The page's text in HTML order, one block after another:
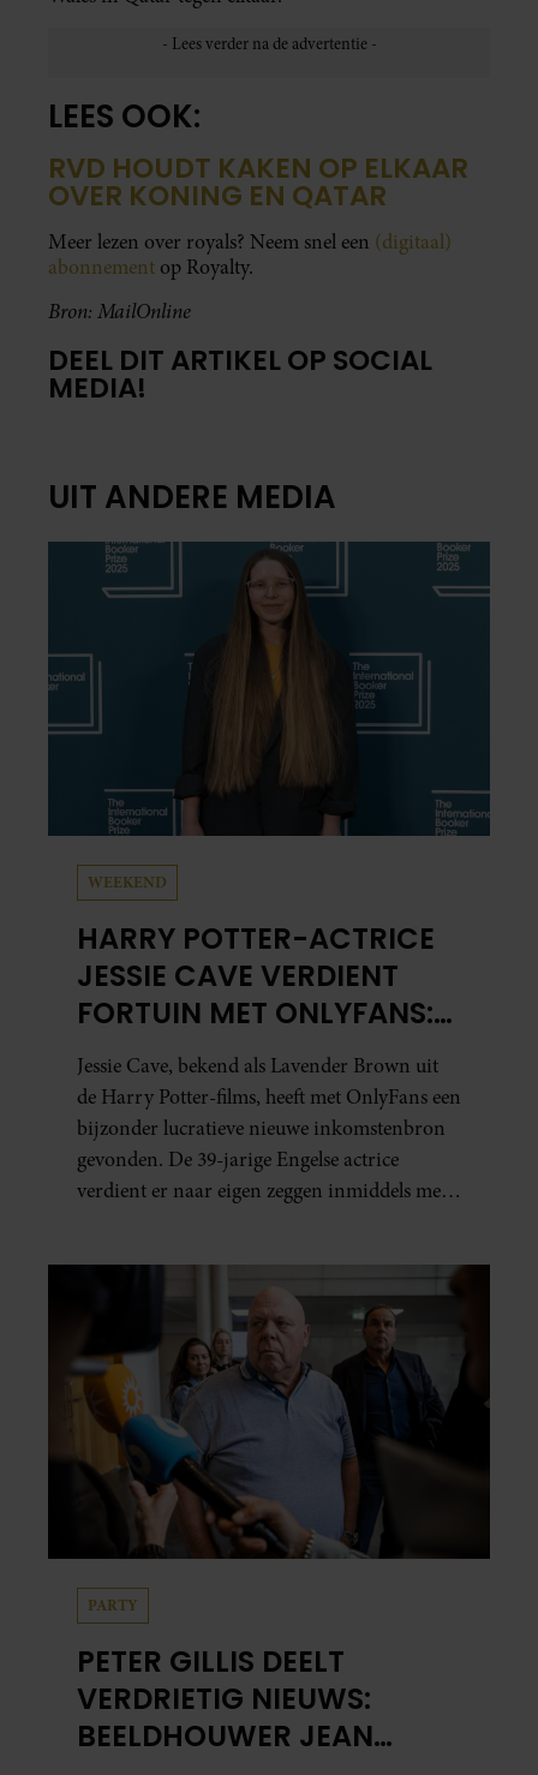
LEES OOK:
RVD HOUDT KAKEN OP ELKAAR
OVER KONING EN QATAR
Meer lezen over royals? Neem snel een (digitaal)
abonnement op Royalty.
Bron: MailOnline
DEEL DIT ARTIKEL OP SOCIAL
MEDIA!
UIT ANDERE MEDIA
WEEKEND
HARRY POTTER-ACTRICE
JESSIE CAVE VERDIENT
FORTUIN MET ONLYFANS:
‘MEER DAN IN HELE
ACTEERCARRIÈRE’
Jessie Cave, bekend als Lavender Brown uit
de Harry Potter-films, heeft met OnlyFans een
bijzonder lucratieve nieuwe inkomstenbron
gevonden. De 39-jarige Engelse actrice
verdient er naar eigen zeggen inmiddels meer
PARTY
PETER GILLIS DEELT
VERDRIETIG NIEUWS:
BEELDHOUWER JEAN